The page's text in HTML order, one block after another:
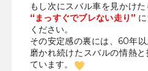
もし次にスバル車を見かけ
“まっすぐでブレない走り”
ください。
その安定感の裏には、60年
磨かれ続けたスバルの情熱
ています。